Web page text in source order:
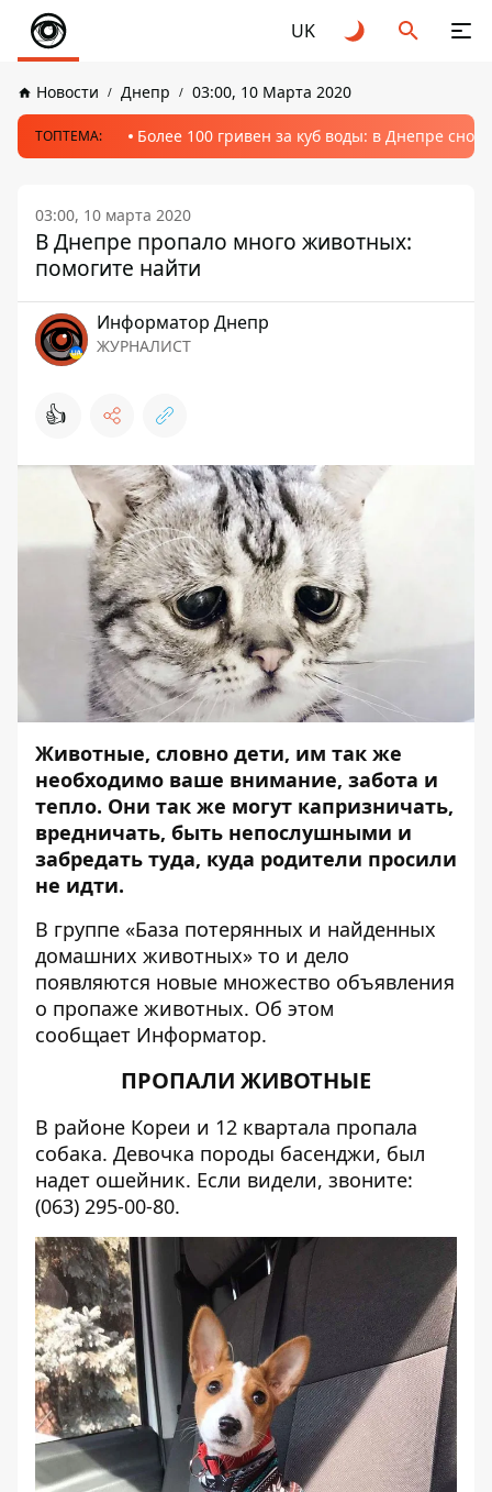
UK
Новости Днепр 03:00, 10 Марта 2020
ТОПТЕМА: Более 100 гривен за куб воды: в Днепре
03:00, 10 марта 2020
В Днепре пропало много животных:
помогите найти
Информатор Днепр
ЖУРНАЛИСТ
👍
Животные, словно дети, им так же
необходимо ваше внимание, забота и
тепло. Они так же могут капризничать,
вредничать, быть непослушными и
забредать туда, куда родители просили
не идти.
В группе «База потерянных и найденных
домашних животных» то и дело
появляются новые множество объявления
о пропаже животных. Об этом
сообщает Информатор.
ПРОПАЛИ ЖИВОТНЫЕ
В районе Кореи и 12 квартала пропала
собака. Девочка породы басенджи, был
надет ошейник. Если видели, звоните:
(063) 295-00-80.